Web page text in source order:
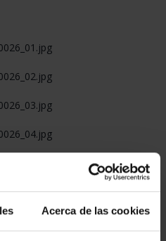
Acerca de las cookies